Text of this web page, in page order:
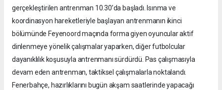
gerçekleştirilen antrenman 10.30’da başladı. Isınma ve
koordinasyon hareketleriyle başlayan antrenmanın ikinci
bölümünde Feyenoord maçında forma giyen oyuncular aktif
dinlenmeye yönelik çalışmalar yaparken, diğer futbolcular
dayanıklılık koşusuyla antrenmanı sürdürdü. Pas çalışmasıyla
devam eden antrenman, taktiksel çalışmalarla noktalandı.
Fenerbahçe, hazırlıklarını bugün akşam saatlerinde yapacağı